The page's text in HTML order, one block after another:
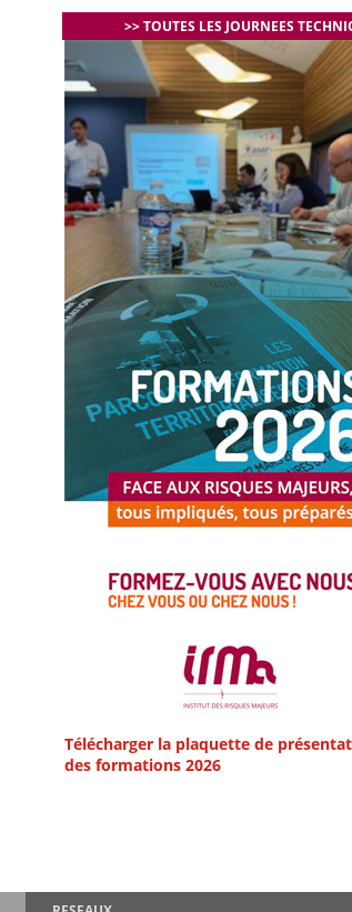
>> TOUTES LES JOURNEES
Télécharger la plaquette de
des formations 2026